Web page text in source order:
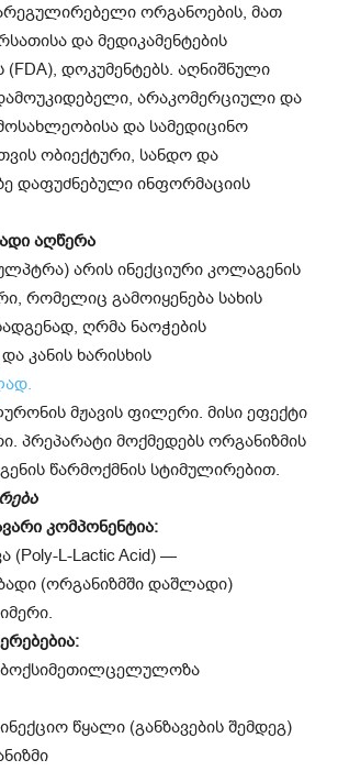
ორგანოების, მათ
და მედიკამენტების
(FDA), დოკუმენტებს. აღნიშნული
არაკომერციული და
და სამედიცინო
ობიექტური, სანდო და
დაფუძნებული ინფორმაციის
აღწერა
არის ინექციური კოლაგენის
რომელიც გამოიყენება სახის
ღრმა ნაოჭების
კანის ხარისხის
მჟავის ფილერი. მისი ეფექტი
პრეპარატი მოქმედებს ორგანიზმის
წარმოქმნის სტიმულირებით.
კომპონენტია:
(Poly-L-Lactic Acid) —
(ორგანიზმში დაშლადი)
წყალი (განზავების შემდეგ)